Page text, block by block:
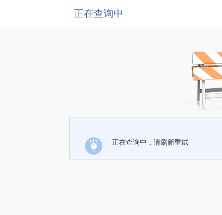
正在查询中
正在查询中，请刷新重试